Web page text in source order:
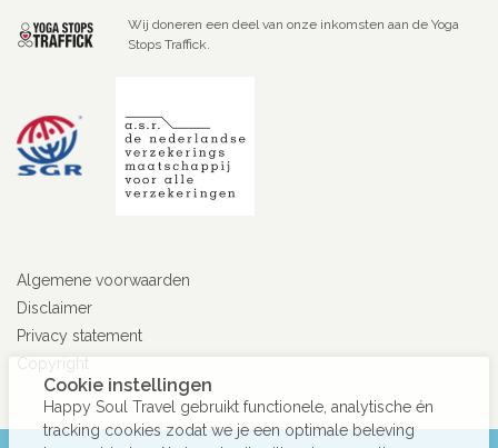
Wij doneren een deel van onze inkomsten aan de Yoga
Stops Traffick.
Algemene voorwaarden
Disclaimer
Privacy statement
Copyright
Cookie instellingen
Happy Soul Travel gebruikt functionele, analytische én
tracking cookies zodat we je een optimale beleving